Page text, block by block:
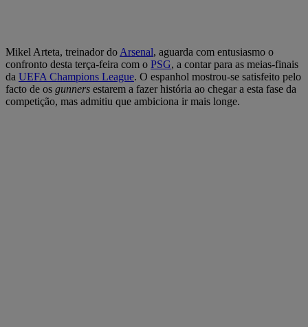
Mikel Arteta, treinador do Arsenal, aguarda com entusiasmo o
confronto desta terça-feira com o PSG, a contar para as meias-finais
da UEFA Champions League. O espanhol mostrou-se satisfeito pelo
facto de os gunners estarem a fazer história ao chegar a esta fase da
competição, mas admitiu que ambiciona ir mais longe.